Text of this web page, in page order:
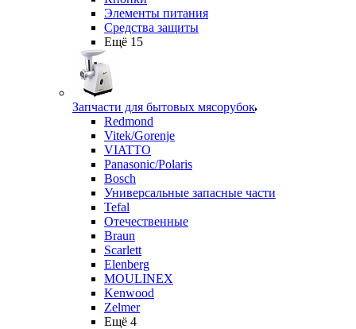
Элементы питания
Средства защиты
Ещё 15
Запчасти для бытовых мясорубок
Redmond
Vitek/Gorenje
VIATTO
Panasonic/Polaris
Bosch
Универсальные запасные части
Tefal
Отечественные
Braun
Scarlett
Elenberg
MOULINEX
Kenwood
Zelmer
Ещё 4